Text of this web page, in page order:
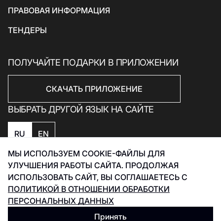
МЫ ИСПОЛЬЗУЕМ COOKIE-ФАЙЛЫ ДЛЯ
УЛУЧШЕНИЯ РАБОТЫ САЙТА. ПРОДОЛЖАЯ
ИСПОЛЬЗОВАТЬ САЙТ, ВЫ СОГЛАШАЕТЕСЬ С
ПОЛИТИКОЙ В ОТНОШЕНИИ ОБРАБОТКИ
ПЕРСОНАЛЬНЫХ ДАННЫХ
Принять
Подарки и сувениры
ПРАВОВАЯ ИНФОРМАЦИЯ
ТЕНДЕРЫ
ПОЛУЧАЙТЕ ПОДАРКИ В ПРИЛОЖЕНИИ
СКАЧАТЬ ПРИЛОЖЕНИЕ
ВЫБРАТЬ ДРУГОЙ ЯЗЫК НА САЙТЕ
RU EN
Политика конфиденциальности
Политика обработки данных Smart Captcha
Разработка Инфинити 2026